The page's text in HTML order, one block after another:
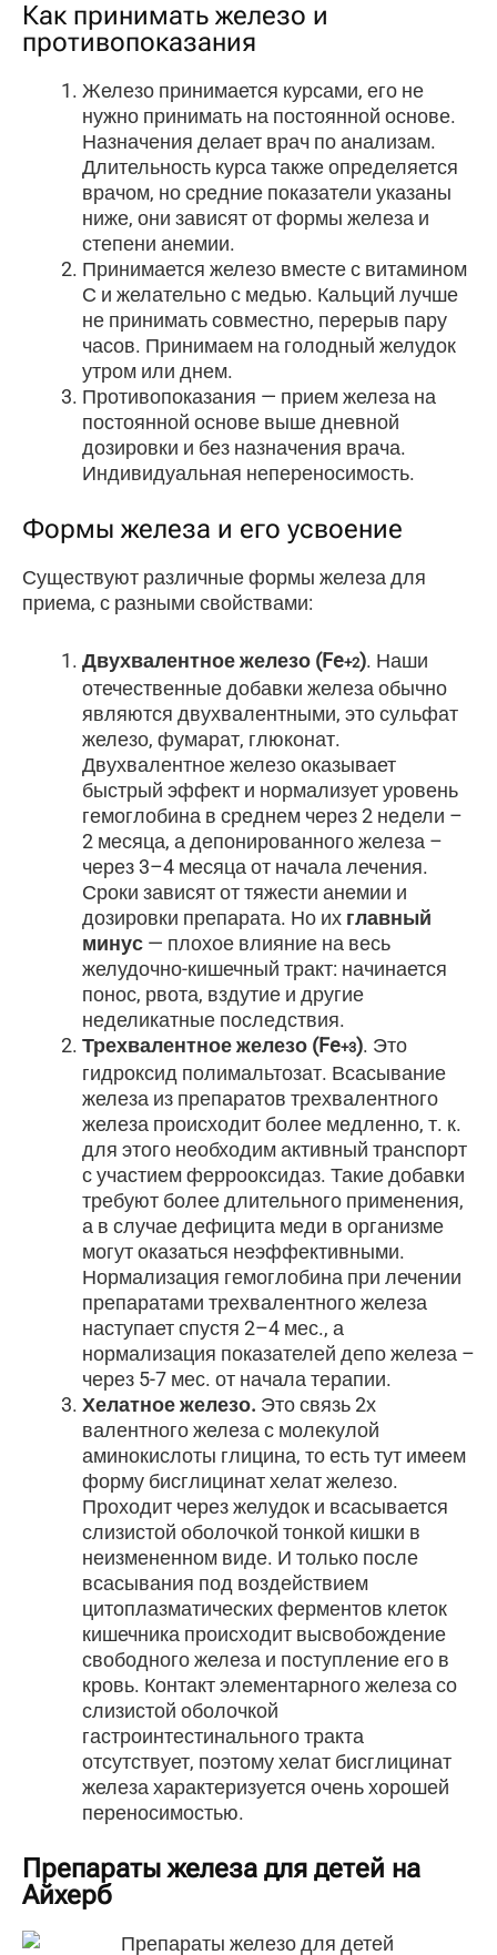
Как принимать железо и
противопоказания
Железо принимается курсами, его не
нужно принимать на постоянной основе.
Назначения делает врач по анализам.
Длительность курса также определяется
врачом, но средние показатели указаны
ниже, они зависят от формы железа и
степени анемии.
Принимается железо вместе с витамином
С и желательно с медью. Кальций лучше
не принимать совместно, перерыв пару
часов. Принимаем на голодный желудок
утром или днем.
Противопоказания — прием железа на
постоянной основе выше дневной
дозировки и без назначения врача.
Индивидуальная непереносимость.
Формы железа и его усвоение
Существуют различные формы железа для
приема, с разными свойствами:
Двухвалентное железо (Fe+2). Наши
отечественные добавки железа обычно
являются двухвалентными, это сульфат
железо, фумарат, глюконат.
Двухвалентное железо оказывает
быстрый эффект и нормализует уровень
гемоглобина в среднем через 2 недели –
2 месяца, а депонированного железа –
через 3–4 месяца от начала лечения.
Сроки зависят от тяжести анемии и
дозировки препарата. Но их главный
минус — плохое влияние на весь
желудочно-кишечный тракт: начинается
понос, рвота, вздутие и другие
неделикатные последствия.
Трехвалентное железо (Fe+3). Это
гидроксид полимальтозат. Всасывание
железа из препаратов трехвалентного
железа происходит более медленно, т. к.
для этого необходим активный транспорт
с участием феррооксидаз. Такие добавки
требуют более длительного применения,
а в случае дефицита меди в организме
могут оказаться неэффективными.
Нормализация гемоглобина при лечении
препаратами трехвалентного железа
наступает спустя 2–4 мес., а
нормализация показателей депо железа –
через 5-7 мес. от начала терапии.
Хелатное железо. Это связь 2х
валентного железа с молекулой
аминокислоты глицина, то есть тут имеем
форму бисглицинат хелат железо.
Проходит через желудок и всасывается
слизистой оболочкой тонкой кишки в
неизмененном виде. И только после
всасывания под воздействием
цитоплазматических ферментов клеток
кишечника происходит высвобождение
свободного железа и поступление его в
кровь. Контакт элементарного железа со
слизистой оболочкой
гастроинтестинального тракта
отсутствует, поэтому хелат бисглицинат
железа характеризуется очень хорошей
переносимостью.
Препараты железа для детей на
Айхерб